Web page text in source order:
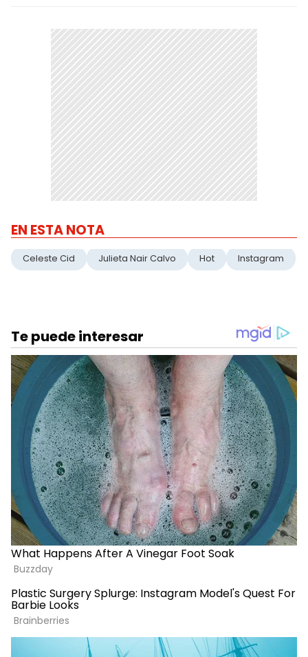
EN ESTA NOTA
Celeste Cid Julieta Nair Calvo Hot Instagram